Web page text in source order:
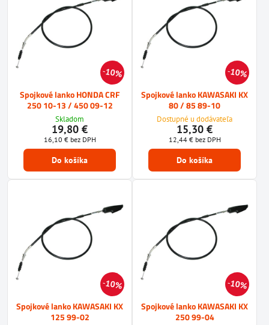
10%
Spojkové lanko HONDA CRF
250 10-13 / 450 09-12
Skladom
19,80 €
16,10 € bez DPH
Do košíka
10%
Spojkové lanko KAWASAKI KX
80 / 85 89-10
Dostupné u dodávateľa
15,30 €
12,44 € bez DPH
Do košíka
10%
Spojkové lanko KAWASAKI KX
125 99-02
10%
Spojkové lanko KAWASAKI KX
250 99-04